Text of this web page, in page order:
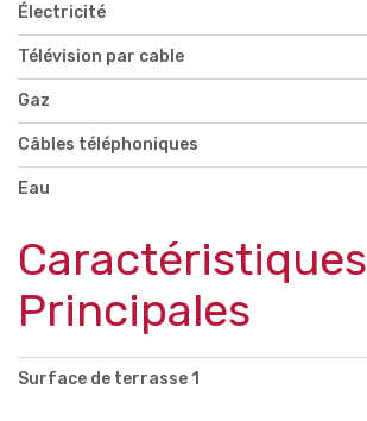
Électricité
Télévision par cable
Gaz
Câbles téléphoniques
Eau
Caractéristiques
Principales
Surface de terrasse 1